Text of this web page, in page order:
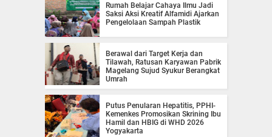
Rumah Belajar Cahaya Ilmu Jadi
Saksi Aksi Kreatif Alfamidi Ajarkan
Pengelolaan Sampah Plastik
Berawal dari Target Kerja dan
Tilawah, Ratusan Karyawan Pabrik
Magelang Sujud Syukur Berangkat
Umrah
Putus Penularan Hepatitis, PPHI-
Kemenkes Promosikan Skrining Ibu
Hamil dan HBIG di WHD 2026
Yogyakarta